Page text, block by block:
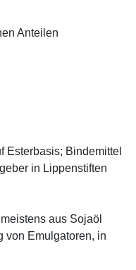
Anteilen
Esterbasis; Bindemittel
in Lippenstiften
aus Sojaöl
von Emulgatoren, in